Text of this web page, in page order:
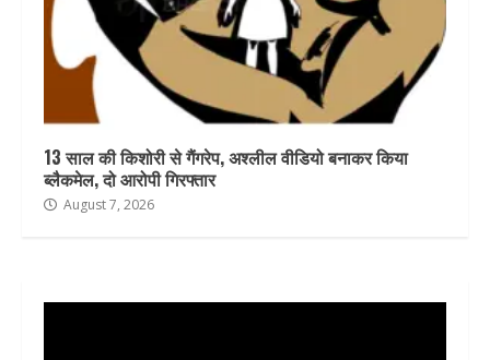
13 साल की किशोरी से गैंगरेप, अश्लील वीडियो बनाकर किया
ब्लैकमेल, दो आरोपी गिरफ्तार
August 7, 2026